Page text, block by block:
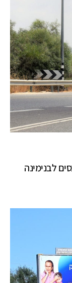
, ראשון לנכנסים לבנימינה